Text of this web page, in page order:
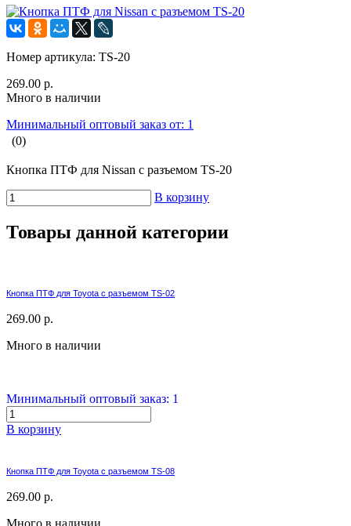
Номер артикула: TS-20
269.00 р.
Много в наличии
Минимальный оптовый заказ от: 1
(0)
Кнопка ПТФ для Nissan с разъемом TS-20
В корзину
Товары данной категории
Кнопка ПТФ для Toyota с разъемом TS-02
269.00 р.
Много в наличии
Минимальный оптовый заказ: 1
В корзину
Кнопка ПТФ для Toyota с разъемом TS-08
269.00 р.
Много в наличии